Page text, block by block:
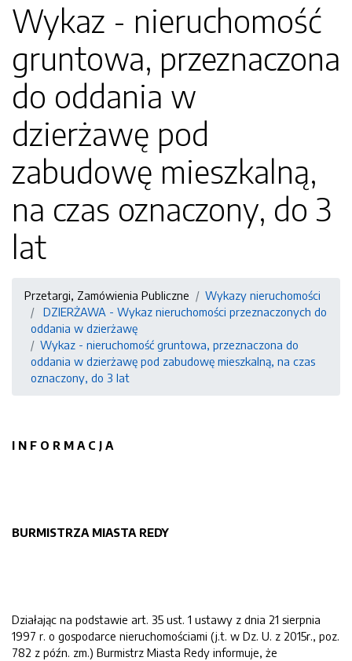
Wykaz - nieruchomość
gruntowa, przeznaczona
do oddania w
dzierżawę pod
zabudowę mieszkalną,
na czas oznaczony, do 3
lat
Przetargi, Zamówienia Publiczne
Wykazy nieruchomości
DZIERŻAWA - Wykaz nieruchomości przeznaczonych do
oddania w dzierżawę
Wykaz - nieruchomość gruntowa, przeznaczona do
oddania w dzierżawę pod zabudowę mieszkalną, na czas
oznaczony, do 3 lat
I N F O R M A C J A
BURMISTRZA MIASTA REDY
Działając na podstawie art. 35 ust. 1 ustawy z dnia 21 sierpnia
1997 r. o gospodarce nieruchomościami (j.t. w Dz. U. z 2015r., poz.
782 z późn. zm.) Burmistrz Miasta Redy informuje, że